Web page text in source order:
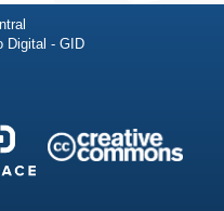
Digital - GID